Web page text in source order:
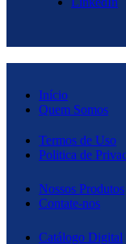
Início
Quem Somos
Termos de Uso
Politica de
Nossos Produtos
Contate-nos
Catálogo Digital